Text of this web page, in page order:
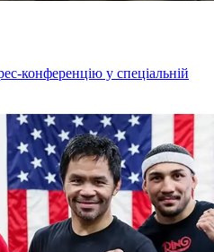
конференцію у спеціальній